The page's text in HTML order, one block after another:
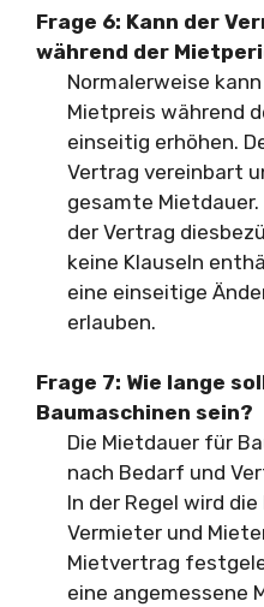
Frage 6: Kann der
während der
Normalerweise
Mietpreis während
einseitig erhöhen.
Vertrag vereinbart
gesamte
der Vertrag
keine Klauseln
eine einseitige
erlauben.
Frage 7: Wie lange
Baumaschinen sein?
Die Mietdauer für
nach Bedarf und
In der Regel wird
Vermieter und
Mietvertrag
eine angemessene